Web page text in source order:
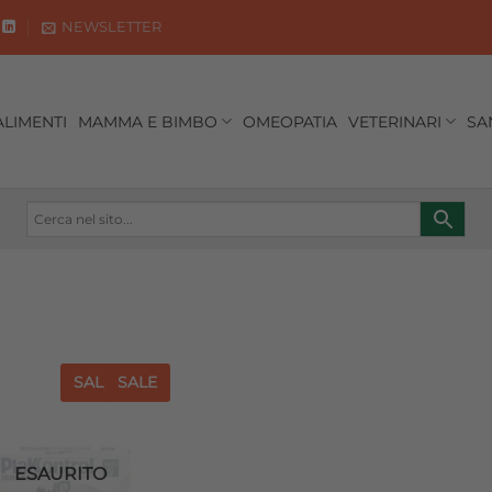
NEWSLETTER
MAMMA E BIMBO OMEOPATIA VETERINARI
SALE SALE
desideri
ESAURITO